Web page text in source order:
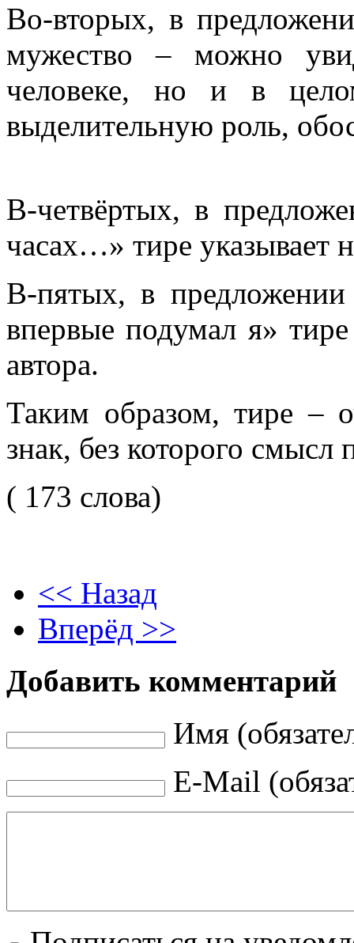
Во-вторых, в
мужество – можно
человеке, но и в
выделительную роль,
В-четвёртых, в
часах…» тире указывает
В-пятых, в
впервые подумал я»
автора.
Таким образом, тире –
знак, без которого
( 173 слова)
<< Назад
Вперёд >>
Добавить комментарий
Имя
E-Mail